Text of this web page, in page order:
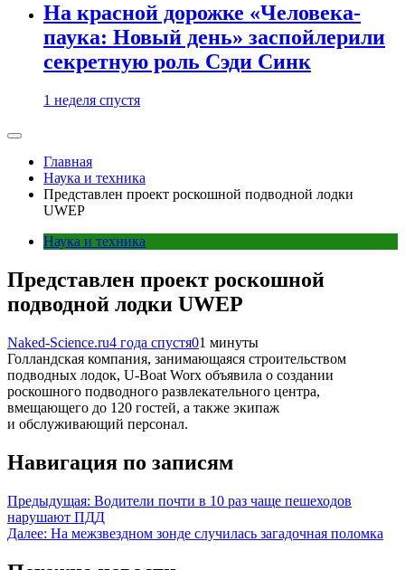
На красной дорожке «Человека-
паука: Новый день» заспойлерили
секретную роль Сэди Синк
1 неделя спустя
Главная
Наука и техника
Представлен проект роскошной подводной лодки
UWEP
Наука и техника
Представлен проект роскошной
подводной лодки UWEP
Naked-Science.ru4 года спустя01 минуты
Голландская компания, занимающаяся строительством
подводных лодок, U-Boat Worx объявила о создании
роскошного подводного развлекательного центра,
вмещающего до 120 гостей, а также экипаж
и обслуживающий персонал.
Навигация по записям
Предыдущая: Водители почти в 10 раз чаще пешеходов
нарушают ПДД
Далее: На межзвездном зонде случилась загадочная поломка